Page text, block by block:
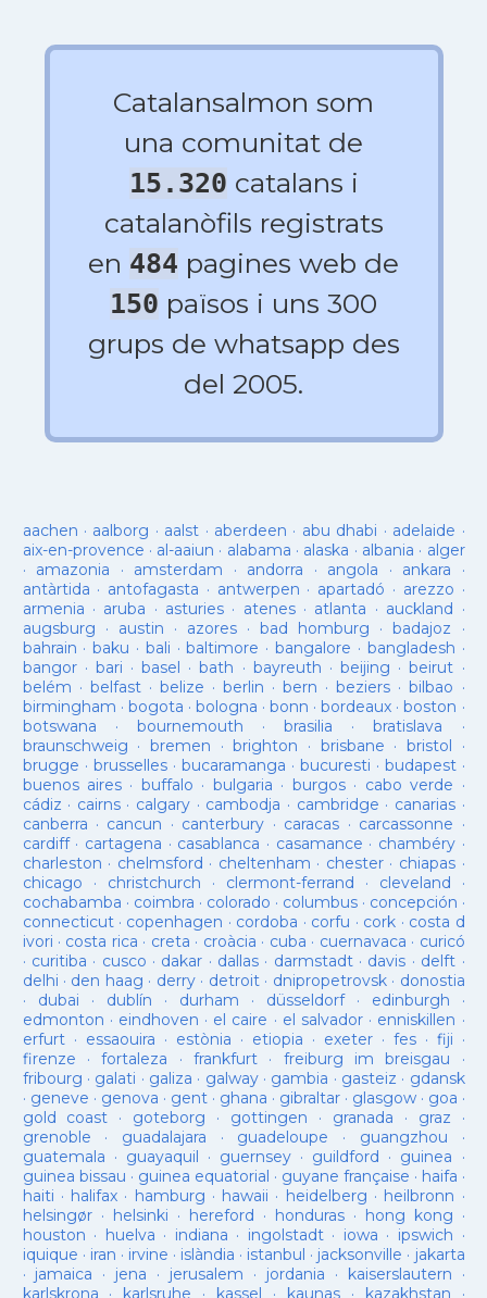
Catalansalmon som
una comunitat de
15.320 catalans i
catalanòfils registrats
en 484 pagines web de
150 països i uns 300
grups de whatsapp des
del 2005.
aachen · aalborg · aalst · aberdeen · abu dhabi · adelaide ·
aix-en-provence · al-aaiun · alabama · alaska · albania · alger
· amazonia · amsterdam · andorra · angola · ankara ·
antàrtida · antofagasta · antwerpen · apartadó · arezzo ·
armenia · aruba · asturies· atenes· atlanta · auckland ·
augsburg · austin · azores·bad homburg ·badajoz ·
bahrain ·baku · bali ·baltimore ·bangalore · bangladesh ·
bangor· bari ·basel ·bath · bayreuth ·beijing ·beirut ·
belém · belfast· belize · berlin ·bern ·beziers ·bilbao ·
birmingham · bogota · bologna ·bonn ·bordeaux ·boston ·
botswana · bournemouth ·brasilia ·bratislava ·
braunschweig · bremen ·brighton · brisbane · bristol ·
brugge · brusselles· bucaramanga · bucuresti · budapest·
buenos aires· buffalo · bulgaria · burgos· cabo verde ·
cádiz · cairns· calgary · cambodja · cambridge · canarias·
canberra · cancun · canterbury · caracas · carcassonne ·
cardiff· cartagena · casablanca · casamance · chambéry·
charleston · chelmsford · cheltenham · chester· chiapas ·
chicago · christchurch · clermont-ferrand · cleveland ·
cochabamba · coimbra · colorado · columbus· concepción ·
connecticut· copenhagen · cordoba · corfu · cork · costa d
ivori · costa rica · creta · croàcia · cuba · cuernavaca · curicó
· curitiba · cusco · dakar · dallas · darmstadt· davis · delft ·
delhi · den haag · derry· detroit· dnipropetrovsk· donostia
· dubai · dublín · durham · düsseldorf· edinburgh ·
edmonton · eindhoven · el caire · el salvador · enniskillen ·
erfurt· essaouira · estònia · etiopia · exeter· fes· fiji ·
firenze ·fortaleza · frankfurt· freiburg im breisgau ·
fribourg · galati · galiza · galway· gambia · gasteiz · gdansk
· geneve · genova · gent· ghana · gibraltar· glasgow· goa ·
gold coast · goteborg · gottingen · granada · graz ·
grenoble · guadalajara · guadeloupe · guangzhou ·
guatemala · guayaquil · guernsey· guildford · guinea ·
guinea bissau · guinea equatorial · guyane française · haifa ·
haiti · halifax · hamburg · hawaii · heidelberg · heilbronn ·
helsingør· helsinki · hereford · honduras· hong kong ·
houston · huelva · indiana · ingolstadt· iowa · ipswich ·
iquique · iran · irvine · islàndia · istanbul · jacksonville · jakarta
· jamaica · jena · jerusalem · jordania · kaiserslautern ·
karlskrona · karlsruhe · kassel · kaunas· kazakhstan ·